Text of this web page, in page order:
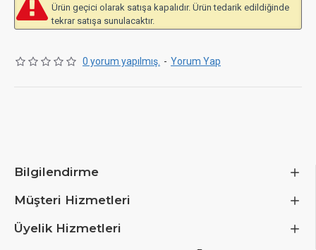
Ürün geçici olarak satışa kapalıdır. Ürün tedarik edildiğinde
tekrar satışa sunulacaktır.
0 yorum yapılmış. - Yorum Yap
Bilgilendirme
Müşteri Hizmetleri
Üyelik Hizmetleri